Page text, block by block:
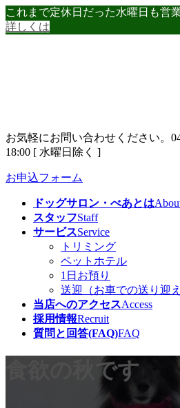
コ
ン
プ
ナ
ビ
動
これまで定休日だった水曜日も営
詳しくは
お気軽にお問い合わせください。
18:00 [ 水曜日除く ]
お申込フォーム
ドッグサロン・べあとは
スタッフStaff
サービスService
トリミング
ペットホテル
1日お預り
送迎（お車での送り迎え
当店へのアクセスAccess
採用情報Recruit
質問と回答(FAQ)FAQ
食欲の秋です